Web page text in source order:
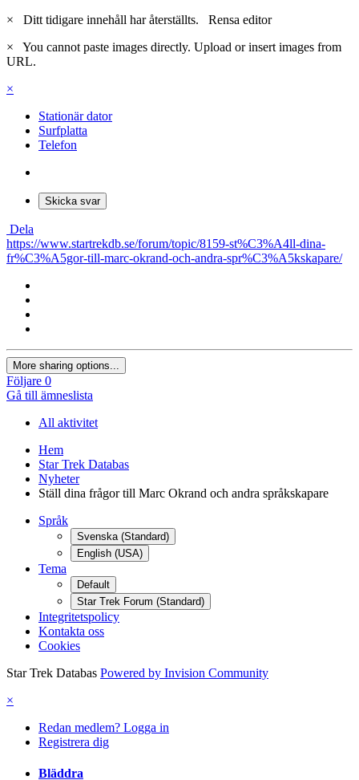
×
Ditt tidigare innehåll har återställts. Rensa editor
×
You cannot paste images directly. Upload or insert images from
URL.
×
Stationär dator
Surfplatta
Telefon
Skicka svar
Dela
https://www.startrekdb.se/forum/topic/8159-st%C3%A4ll-dina-
fr%C3%A5gor-till-marc-okrand-och-andra-spr%C3%A5kskapare/
More sharing options...
Följare 0
Gå till ämneslista
All aktivitet
Hem
Star Trek Databas
Nyheter
Ställ dina frågor till Marc Okrand och andra språkskapare
Språk
Svenska (Standard)
English (USA)
Tema
Default
Star Trek Forum (Standard)
Integritetspolicy
Kontakta oss
Cookies
Star Trek Databas Powered by Invision Community
×
Redan medlem? Logga in
Registrera dig
Bläddra